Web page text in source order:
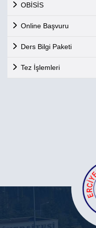
OBİSİS
Online Başvuru
Ders Bilgi Paketi
Tez İşlemleri